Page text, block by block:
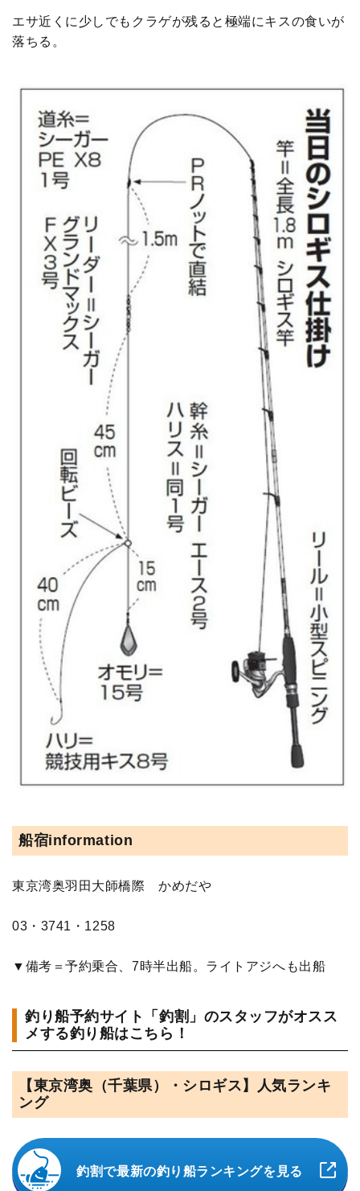
エサ近くに少しでもクラゲが残ると極端にキスの食いが
落ちる。
船宿information
東京湾奥羽田大師橋際 かめだや
03・3741・1258
▼備考＝予約乗合、7時半出船。ライトアジへも出船
釣り船予約サイト「釣割」のスタッフがオスス
メする釣り船はこちら！
【東京湾奥（千葉県）・シロギス】人気ランキ
ング
釣割で最新の釣り船ランキングを見る